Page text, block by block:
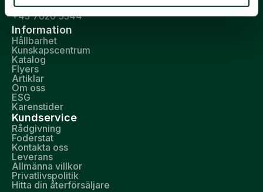
+45 7020 5344
Information
Hållbarhet
Kunskapscentrum
Katalog
Flyers
Artiklar
Om oss
ESG
Karenstider
Kundservice
Rådgivning
Foderstat
Kontakta oss
Leverans
Allmänna villkor
Privatlivspolitik
Hitta din återförsäljare